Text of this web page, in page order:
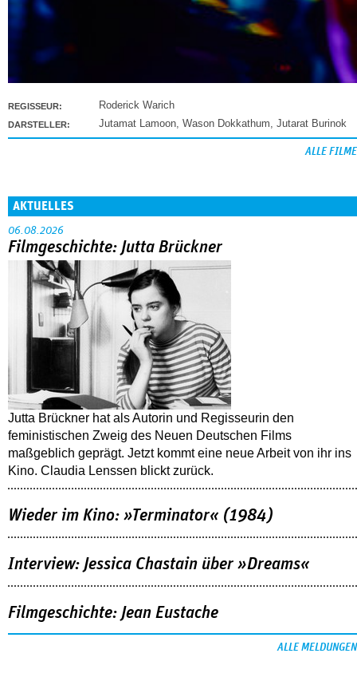
REGISSEUR: Roderick Warich
DARSTELLER: Jutamat Lamoon, Wason Dokkathum, Jutarat Burinok
ALLE FILME
AKTUELLES
06.08.2026
Filmgeschichte: Jutta Brückner
Jutta Brückner hat als Autorin und Regisseurin den
feministischen Zweig des Neuen Deutschen Films
maßgeblich geprägt. Jetzt kommt eine neue Arbeit von ihr ins
Kino. Claudia Lenssen blickt zurück.
Wieder im Kino: »Terminator« (1984)
Interview: Jessica Chastain über »Dreams«
Filmgeschichte: Jean Eustache
ALLE MELDUNGEN